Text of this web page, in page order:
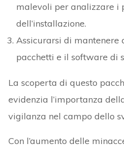
malevoli per analizzare i
dell’installazione.
Assicurarsi di
pacchetti e il software di
La scoperta di questo
evidenzia l’importanza
vigilanza nel campo dello
Con l’aumento delle